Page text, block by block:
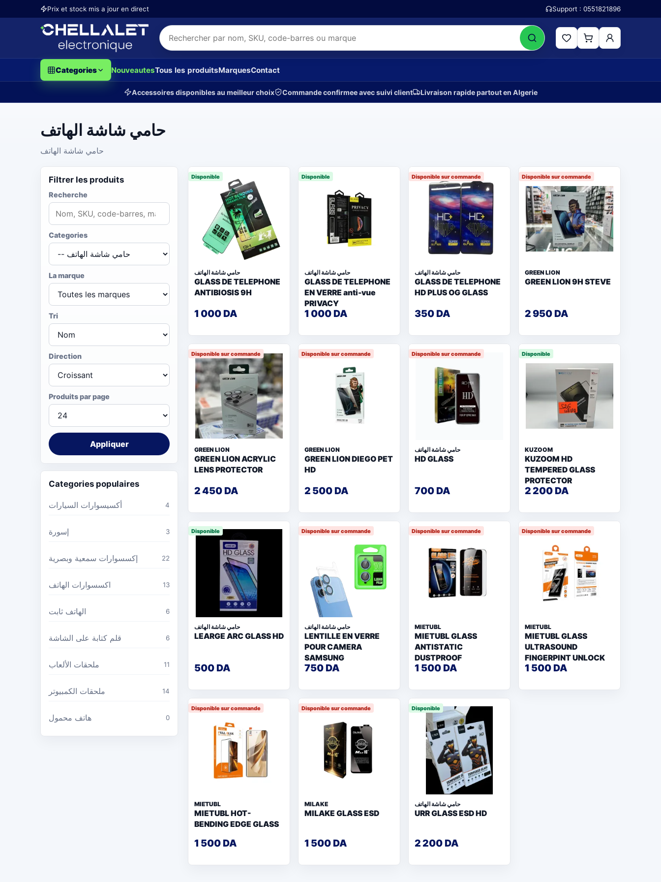
Prix et stock mis a jour en direct Support : 0551821896
Categories NouveautesTous les produitsMarquesContact
Accessoires disponibles au meilleur choix Commande confirmee avec suivi client Livraison rapide partout en Algerie
حامي شاشة الهاتف
حامي شاشة الهاتف
Filtrer les produits
Recherche
Categories
La marque
Tri
Direction
Produits par page
Appliquer
Categories populaires
أكسيسوارات السيارات 4
إسورة 3
إكسسوارات سمعية وبصرية 22
اكسسوارات الهاتف 13
الهاتف ثابت 6
قلم كتابة على الشاشة 6
ملحقات الألعاب 11
ملحقات الكمبيوتر 14
هاتف محمول 0
Disponible
حامي شاشة الهاتف
GLASS DE TELEPHONE
ANTIBIOSIS 9H
1 000 DA
Disponible
حامي شاشة الهاتف
GLASS DE TELEPHONE
EN VERRE anti-vue
PRIVACY
1 000 DA
Disponible sur commande
حامي شاشة الهاتف
GLASS DE TELEPHONE
HD PLUS OG GLASS
350 DA
Disponible sur commande
GREEN LION
GREEN LION 9H STEVE
2 950 DA
Disponible sur commande
GREEN LION
GREEN LION ACRYLIC
LENS PROTECTOR
2 450 DA
Disponible sur commande
GREEN LION
GREEN LION DIEGO PET
HD
2 500 DA
Disponible sur commande
حامي شاشة الهاتف
HD GLASS
700 DA
Disponible
KUZOOM
KUZOOM HD
TEMPERED GLASS
PROTECTOR
2 200 DA
Disponible
حامي شاشة الهاتف
LEARGE ARC GLASS HD
500 DA
Disponible sur commande
حامي شاشة الهاتف
LENTILLE EN VERRE
POUR CAMERA
SAMSUNG
750 DA
Disponible sur commande
MIETUBL
MIETUBL GLASS
ANTISTATIC
DUSTPROOF
1 500 DA
Disponible sur commande
MIETUBL
MIETUBL GLASS
ULTRASOUND
FINGERPINT UNLOCK
1 500 DA
Disponible sur commande
MIETUBL
MIETUBL HOT-
BENDING EDGE GLASS
1 500 DA
Disponible sur commande
MILAKE
MILAKE GLASS ESD
1 500 DA
Disponible
حامي شاشة الهاتف
URR GLASS ESD HD
2 200 DA